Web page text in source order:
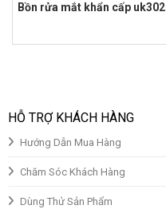
Bồn rửa mắt khẩn cấp uk302
gốc
hiện
HỖ TRỢ KHÁCH HÀNG
Hướng Dẫn Mua Hàng
Chăm Sóc Khách Hàng
Dùng Thử Sản Phẩm